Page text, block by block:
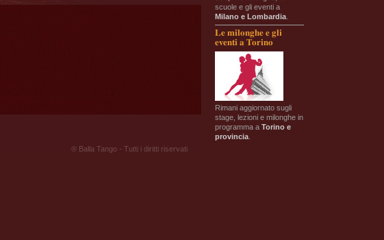
scuole e gli eventi a
Milano e Lombardia
Le milonghe e gli
eventi a Torino
Rimani aggiornato sugli
stage, lezioni e milonghe in
programma a Torino e
provincia
® Balla Tango - Tutti i diritti riservati